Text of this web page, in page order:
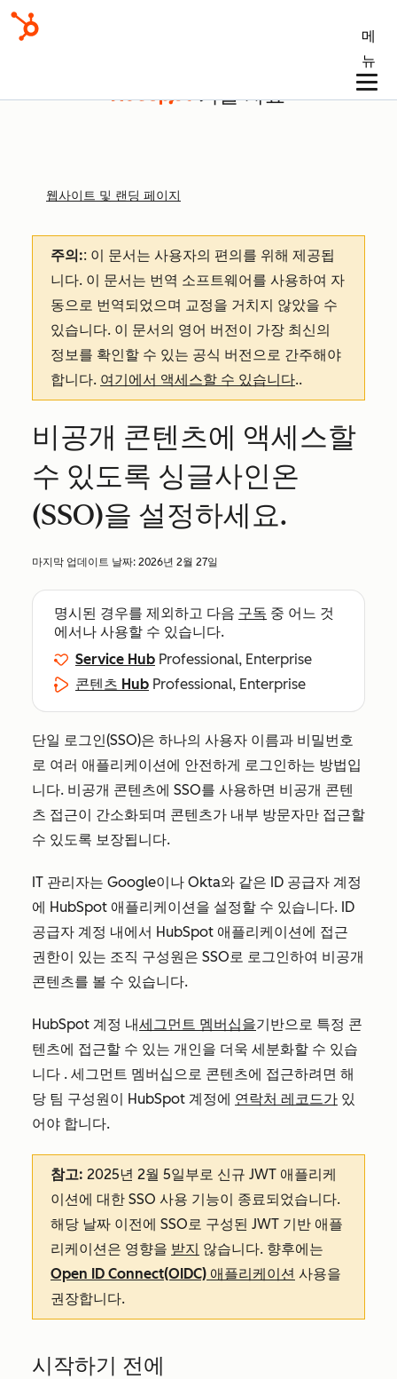
메
뉴
기술 자료
웹사이트 및 랜딩 페이지
주의:: 이 문서는 사용자의 편의를 위해 제공됩
니다. 이 문서는 번역 소프트웨어를 사용하여 자
동으로 번역되었으며 교정을 거치지 않았을 수
있습니다. 이 문서의 영어 버전이 가장 최신의
정보를 확인할 수 있는 공식 버전으로 간주해야
합니다. 여기에서 액세스할 수 있습니다..
비공개 콘텐츠에 액세스할
수 있도록 싱글사인온
(SSO)을 설정하세요.
마지막 업데이트 날짜: 2026년 2월 27일
명시된 경우를 제외하고 다음 구독 중 어느 것
에서나 사용할 수 있습니다.
Service Hub Professional, Enterprise
콘텐츠 Hub Professional, Enterprise
단일 로그인(SSO)은 하나의 사용자 이름과 비밀번호
로 여러 애플리케이션에 안전하게 로그인하는 방법입
니다. 비공개 콘텐츠에 SSO를 사용하면 비공개 콘텐
츠 접근이 간소화되며 콘텐츠가 내부 방문자만 접근할
수 있도록 보장됩니다.
IT 관리자는 Google이나 Okta와 같은 ID 공급자 계정
에 HubSpot 애플리케이션을 설정할 수 있습니다. ID
공급자 계정 내에서 HubSpot 애플리케이션에 접근
권한이 있는 조직 구성원은 SSO로 로그인하여 비공개
콘텐츠를 볼 수 있습니다.
HubSpot 계정 내세그먼트 멤버십을기반으로 특정 콘
텐츠에 접근할 수 있는 개인을 더욱 세분화할 수 있습
니다 . 세그먼트 멤버십으로 콘텐츠에 접근하려면 해
당 팀 구성원이 HubSpot 계정에 연락처 레코드가 있
어야 합니다.
참고: 2025년 2월 5일부로 신규 JWT 애플리케
이션에 대한 SSO 사용 기능이 종료되었습니다.
해당 날짜 이전에 SSO로 구성된 JWT 기반 애플
리케이션은 영향을 받지 않습니다. 향후에는
Open ID Connect(OIDC) 애플리케이션 사용을
권장합니다.
시작하기 전에